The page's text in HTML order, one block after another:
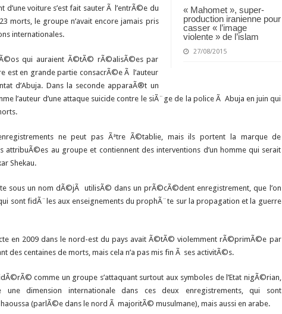
« Mahomet », super-
production iranienne pour
casser « l’image
violente » de l’islam
27/08/2015
d’une voiture s’est fait sauter Ã l’entrÃ©e du
morts, le groupe n’avait encore jamais pris
internationales.
qui auraient Ã©tÃ© rÃ©alisÃ©es par
est en grande partie consacrÃ©e Ã l’auteur
d’Abuja. Dans la seconde apparaÃ®t un
l’auteur d’une attaque suicide contre le siÃ¨ge de la police Ã Abuja en juin qui
ne peut pas Ãªtre Ã©tablie, mais ils portent la marque de
au groupe et contiennent des interventions d’un homme qui serait
Shekau.
sous un nom dÃ©jÃ utilisÃ© dans un prÃ©cÃ©dent enregistrement, que l’on
sont fidÃ¨les aux enseignements du prophÃ¨te sur la propagation et la guerre
en 2009 dans le nord-est du pays avait Ã©tÃ© violemment rÃ©primÃ©e par
des centaines de morts, mais cela n’a pas mis fin Ã ses activitÃ©s.
comme un groupe s’attaquant surtout aux symboles de l’Etat nigÃ©rian,
une dimension internationale dans ces deux enregistrements, qui sont
(parlÃ©e dans le nord Ã majoritÃ© musulmane), mais aussi en arabe.